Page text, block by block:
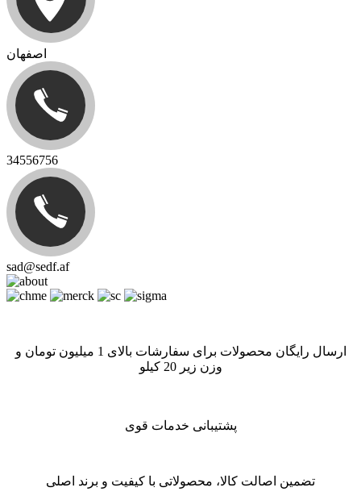
اصفهان
34556756
sad@sedf.af
ارسال رایگان محصولات برای سفارشات بالای 1 میلیون تومان و
وزن زیر 20 کیلو
پشتیبانی خدمات قوی
تضمین اصالت کالا، محصولاتی با کیفیت و برند اصلی